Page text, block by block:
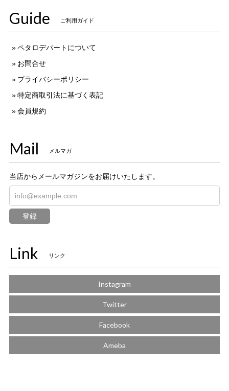
Guide ご利用ガイド
ペタロデパートについて
お問合せ
プライバシーポリシー
特定商取引法に基づく表記
会員規約
Mail メルマガ
当店からメールマガジンをお届けいたします。
登録
Link リンク
Instagram
Twitter
Facebook
Ameba